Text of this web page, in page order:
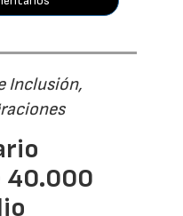
Inclusión,
40.000